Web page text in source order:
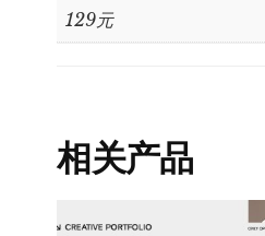
129元
相关产品